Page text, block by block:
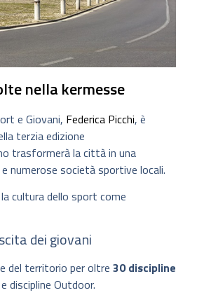
nella kermesse
e Giovani, Federica Picchi, è
terzia edizione
trasformerà la città in una
numerose società sportive locali.
cultura dello sport come
dei giovani
del territorio per oltre 30 discipline
discipline Outdoor.